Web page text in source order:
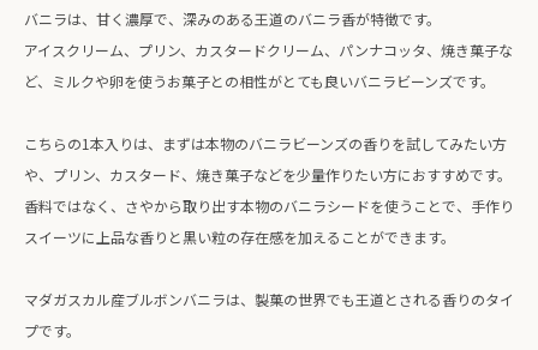
バニラは、甘く濃厚で、深みのある王道のバニラ香が特徴です。
アイスクリーム、プリン、カスタードクリーム、パンナコッタ、焼き菓子な
ど、ミルクや卵を使うお菓子との相性がとても良いバニラビーンズです。
こちらの1本入りは、まずは本物のバニラビーンズの香りを試してみたい方
や、プリン、カスタード、焼き菓子などを少量作りたい方におすすめです。
香料ではなく、さやから取り出す本物のバニラシードを使うことで、手作り
スイーツに上品な香りと黒い粒の存在感を加えることができます。
マダガスカル産ブルボンバニラは、製菓の世界でも王道とされる香りのタイ
プです。